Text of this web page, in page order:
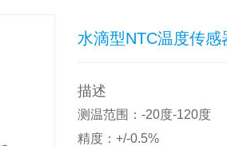
水滴型NTC温度传感
描述
测温范围：-20度-120度
精度：+/-0.5%